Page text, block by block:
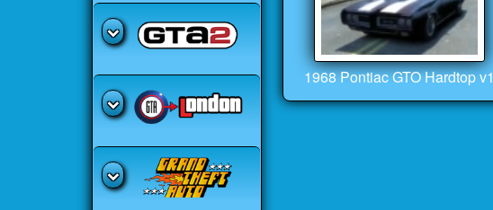
1968 Pontiac GTO Hardtop v1